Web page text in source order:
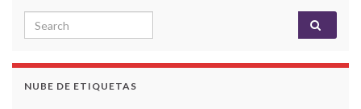
Search for:
NUBE DE ETIQUETAS